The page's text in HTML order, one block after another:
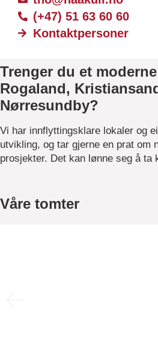
Trenger du et
Rogaland,
Nørresundby?
Vi har innflyttingsklare lokaler og
utvikling, og tar gjerne en prat om
prosjekter. Det kan lønne seg å ta
(+47) 51 63 60 60
Kontaktpersoner
Våre tomter